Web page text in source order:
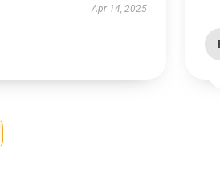
Apr 14, 2025